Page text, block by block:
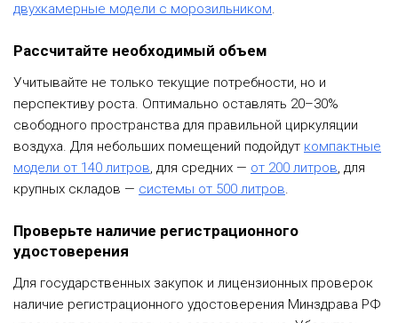
двухкамерные модели с морозильником.
Рассчитайте необходимый объем
Учитывайте не только текущие потребности, но и
перспективу роста. Оптимально оставлять 20–30%
свободного пространства для правильной циркуляции
воздуха. Для небольших помещений подойдут компактные
модели от 140 литров, для средних — от 200 литров, для
крупных складов — системы от 500 литров.
Проверьте наличие регистрационного
удостоверения
Для государственных закупок и лицензионных проверок
наличие регистрационного удостоверения Минздрава РФ